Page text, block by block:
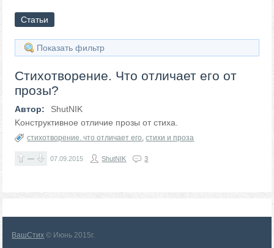
Статьи
Показать фильтр
Стихотворение. Что отличает его от
прозы?
Автор:
ShutNIK
Kонструктивное отличие прозы от стиха.
стихотворение. что отличает его,стихи и проза
— 07.09.2015 ShutNIK 3
ВашСтих © Июнь 2015г.